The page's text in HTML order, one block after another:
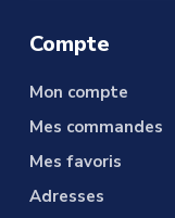
Compte
Mon compte
Mes commandes
Mes favoris
Adresses